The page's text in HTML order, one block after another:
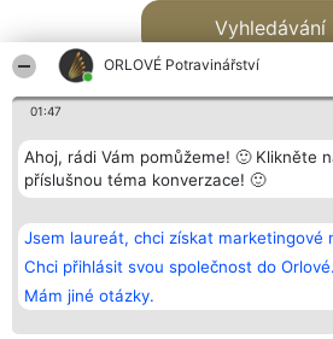
ORLOVÉ Potravinářství
01:47
Ahoj, rádi Vám pomůžeme! 🙂 Klikněte
příslušnou téma konverzace! 🙂
Jsem laureát, chci získat marketingové
Chci přihlásit svou společnost do Orlové.
Mám jiné otázky.
Vyhledávání
Bright Side Solutions sp. z o.
o. sp. k.
ul. Ruska 22
Wrocław 50-079
KRS 0000749100 | Regon
381313360 | NIP 8943132676
Vítězové
Seznam všech
laureátů
Zásady
Zásady